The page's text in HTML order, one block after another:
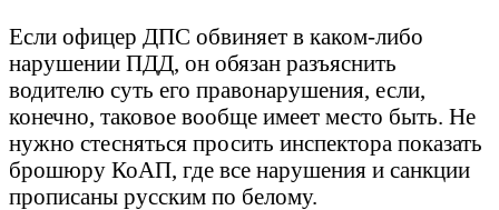
Если офицер ДПС обвиняет в каком-либо
нарушении ПДД, он обязан разъяснить
водителю суть его правонарушения, если,
конечно, таковое вообще имеет место быть. Не
нужно стесняться просить инспектора показать
брошюру КоАП, где все нарушения и санкции
прописаны русским по белому.